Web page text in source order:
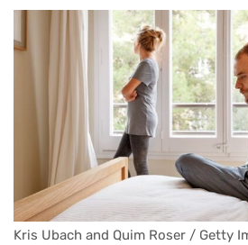
Kris Ubach and Quim Roser / Getty